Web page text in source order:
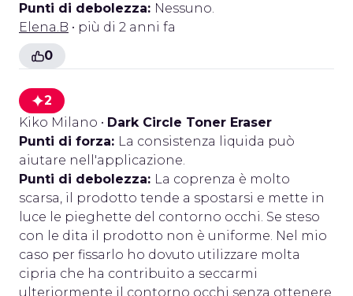
Punti di debolezza: Nessuno.
Elena.B • più di 2 anni fa
0
2
Kiko Milano • Dark Circle Toner Eraser
Punti di forza: La consistenza liquida può
aiutare nell'applicazione.
Punti di debolezza: La coprenza è molto
scarsa, il prodotto tende a spostarsi e mette in
luce le pieghette del contorno occhi. Se steso
con le dita il prodotto non è uniforme. Nel mio
caso per fissarlo ho dovuto utilizzare molta
cipria che ha contribuito a seccarmi
ulteriormente il contorno occhi senza ottenere